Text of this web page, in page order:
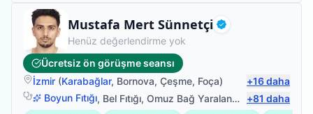
Mustafa Mert Sünnetçi Doğrulanmış
Fizyoterapist
Henüz değerlendirme yok
Ücretsiz ön görüşme seansı
İzmir (Karabağlar, Bornova, Çeşme, Foça) +16daha
Boyun Fıtığı, Bel Fıtığı, Omuz Bağ Yaralanması ,Protez
+81 daha